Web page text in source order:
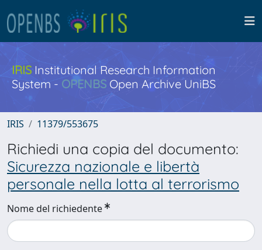
IRISInstitutional Research Information
System - OPENBS Open Archive UniBS
IRIS 11379/553675
Richiedi una copia del documento:
Sicurezza nazionale e libertà
personale nella lotta al terrorismo
Nome del richiedente